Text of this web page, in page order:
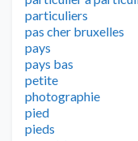
particuliers
pas cher bruxelles
pays
pays bas
petite
photographie
pied
pieds